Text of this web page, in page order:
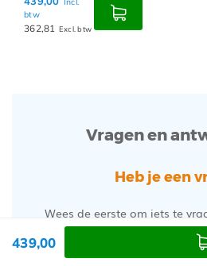
439,00
btw
362,81 Excl. btw
Vragen en
Heb je een
Wees de eerste om iets te
Stel een